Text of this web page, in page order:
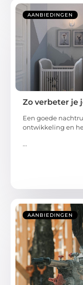
AANBIEDINGEN
Zo verbeter je
Een goede
ontwikkeling en
...
AANBIEDINGEN